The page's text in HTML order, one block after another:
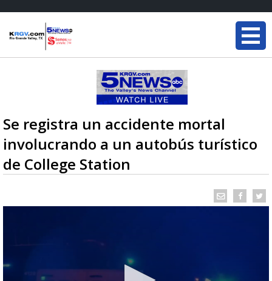
Se registra un accidente mortal
involucrando a un autobús turístico
de College Station